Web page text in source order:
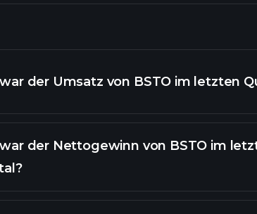
der Umsatz von BSTO im letzten
der Nettogewinn von BSTO im